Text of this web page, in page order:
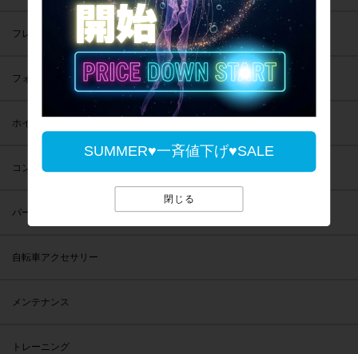
SUMMER♥一斉値下げ♥SALE
閉じる
フレーム
フォーク
ホイール
コンポーネント
パーツ
自転車アクセサリー
メンテナンス
トレーニング